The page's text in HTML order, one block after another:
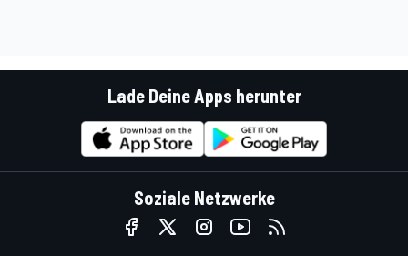
Lade Deine Apps herunter
Soziale Netzwerke